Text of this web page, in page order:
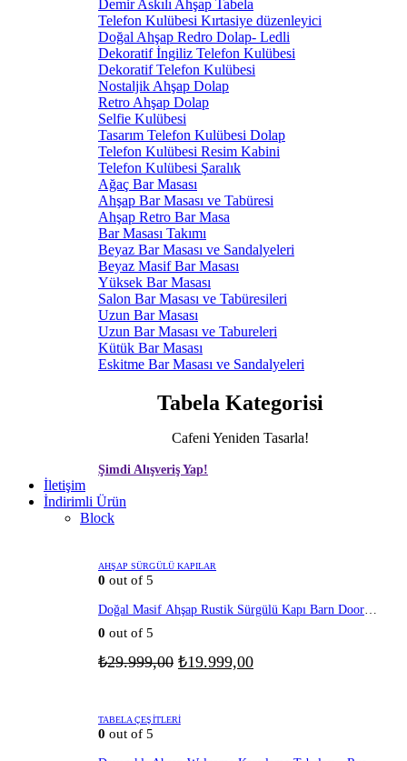
Demir Askılı Ahşap Tabela
Telefon Kulübesi Kırtasiye düzenleyici
Doğal Ahşap Redro Dolap- Ledli
Dekoratif İngiliz Telefon Kulübesi
Dekoratif Telefon Kulübesi
Nostaljik Ahşap Dolap
Retro Ahşap Dolap
Selfie Kulübesi
Tasarım Telefon Kulübesi Dolap
Telefon Kulübesi Resim Kabini
Telefon Kulübesi Şaralık
Ağaç Bar Masası
Ahşap Bar Masası ve Tabüresi
Ahşap Retro Bar Masa
Bar Masası Takımı
Beyaz Bar Masası ve Sandalyeleri
Beyaz Masif Bar Masası
Yüksek Bar Masası
Salon Bar Masası ve Tabüresileri
Uzun Bar Masası
Uzun Bar Masası ve Tabureleri
Kütük Bar Masası
Eskitme Bar Masası ve Sandalyeleri
Tabela Kategorisi
Cafeni Yeniden Tasarla!
Şimdi Alışveriş Yap!
İletişim
İndirimli Ürün
Block
AHŞAP SÜRGÜLÜ KAPILAR
0 out of 5
Doğal Masif Ahşap Rustik Sürgülü Kapı Barn Door
0 out of 5
₺29.999,00 Orijinal
₺19.999,00Şu
TABELA ÇEŞITLERI
0 out of 5